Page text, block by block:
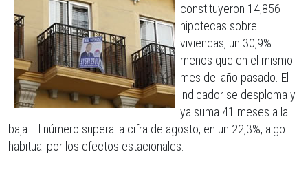
constituyeron 14,856
hipotecas sobre
viviendas, un 30,9%
menos que en el mismo
mes del año pasado. El
indicador se desploma y
ya suma 41 meses a la
baja. El número supera la cifra de agosto, en un 22,3%, algo
habitual por los efectos estacionales.